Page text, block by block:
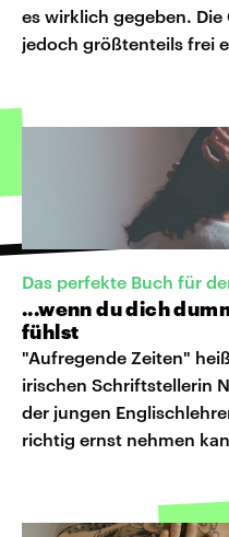
es wirklich gegeben.
jedoch größtenteils frei
Das perfekte Buch für
...wenn du dich
fühlst
"Aufregende Zeiten"
irischen Schriftstellerin
der jungen
richtig ernst nehmen